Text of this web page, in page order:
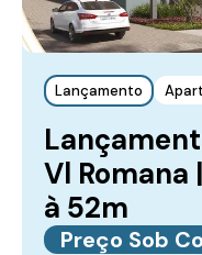
Lançamento
Vl Romana
à 52m
Preço Sob